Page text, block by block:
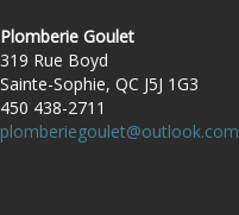
Plomberie Goulet
319 Rue Boyd
Sainte-Sophie, QC J5J 1G3
450 438-2711
plomberiegoulet@outlook.com